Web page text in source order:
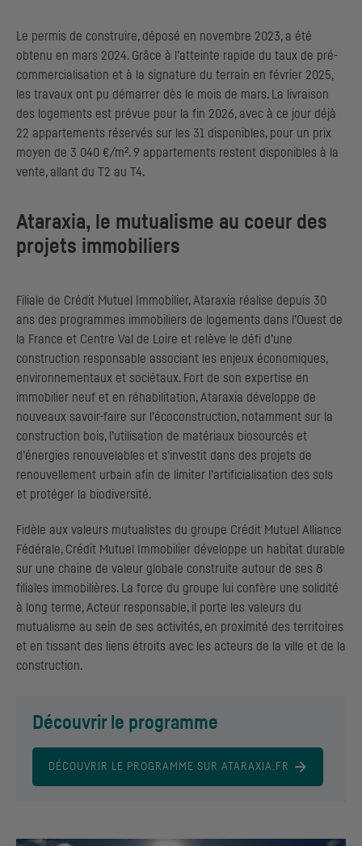
Le permis de construire, déposé en novembre 2023, a été
obtenu en mars 2024. Grâce à l’atteinte rapide du taux de pré-
commercialisation et à la signature du terrain en février 2025,
les travaux ont pu démarrer dès le mois de mars. La livraison
des logements est prévue pour la fin 2026, avec à ce jour déjà
22 appartements réservés sur les 31 disponibles, pour un prix
moyen de 3 040 €/m². 9 appartements restent disponibles à la
vente, allant du T2 au T4.
Ataraxia, le mutualisme au coeur des
projets immobiliers
Filiale de Crédit Mutuel Immobilier, Ataraxia réalise depuis 30
ans des programmes immobiliers de logements dans l’Ouest de
la France et Centre Val de Loire et relève le défi d’une
construction responsable associant les enjeux économiques,
environnementaux et sociétaux. Fort de son expertise en
immobilier neuf et en réhabilitation, Ataraxia développe de
nouveaux savoir-faire sur l’écoconstruction, notamment sur la
construction bois, l’utilisation de matériaux biosourcés et
d’énergies renouvelables et s’investit dans des projets de
renouvellement urbain afin de limiter l’artificialisation des sols
et protéger la biodiversité.
Fidèle aux valeurs mutualistes du groupe Crédit Mutuel Alliance
Fédérale, Crédit Mutuel Immobilier développe un habitat durable
sur une chaine de valeur globale construite autour de ses 8
filiales immobilières. La force du groupe lui confère une solidité
à long terme, Acteur responsable, il porte les valeurs du
mutualisme au sein de ses activités, en proximité des territoires
et en tissant des liens étroits avec les acteurs de la ville et de la
construction.
Découvrir le programme
DÉCOUVRIR LE PROGRAMME SUR ATARAXIA.FR